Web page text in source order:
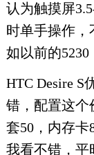
认为触摸屏
时单手操作，
如以前的
HTC Desire S
错，配置这个
套50，内存卡
我看不错，平